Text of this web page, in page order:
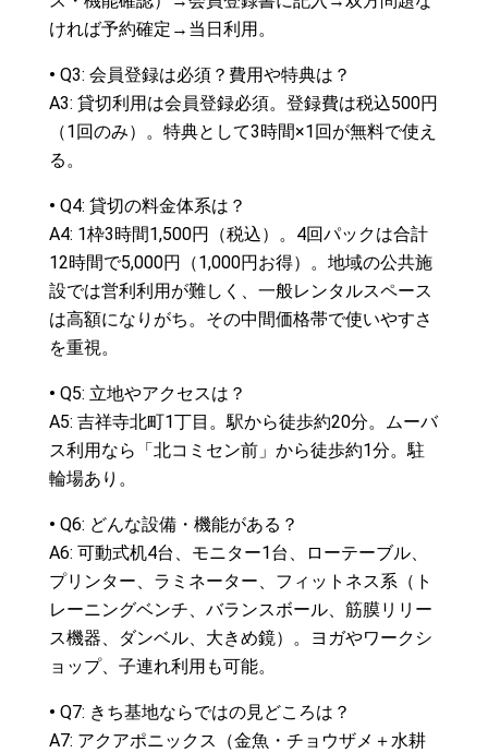
ければ予約確定→当日利用。
• Q3: 会員登録は必須？費用や特典は？
A3: 貸切利用は会員登録必須。登録費は税込500円
（1回のみ）。特典として3時間×1回が無料で使え
る。
• Q4: 貸切の料金体系は？
A4: 1枠3時間1,500円（税込）。4回パックは合計
12時間で5,000円（1,000円お得）。地域の公共施
設では営利利用が難しく、一般レンタルスペース
は高額になりがち。その中間価格帯で使いやすさ
を重視。
• Q5: 立地やアクセスは？
A5: 吉祥寺北町1丁目。駅から徒歩約20分。ムーバ
ス利用なら「北コミセン前」から徒歩約1分。駐
輪場あり。
• Q6: どんな設備・機能がある？
A6: 可動式机4台、モニター1台、ローテーブル、
プリンター、ラミネーター、フィットネス系（ト
レーニングベンチ、バランスボール、筋膜リリー
ス機器、ダンベル、大きめ鏡）。ヨガやワークシ
ョップ、子連れ利用も可能。
• Q7: きち基地ならではの見どころは？
A7: アクアポニックス（金魚・チョウザメ＋水耕